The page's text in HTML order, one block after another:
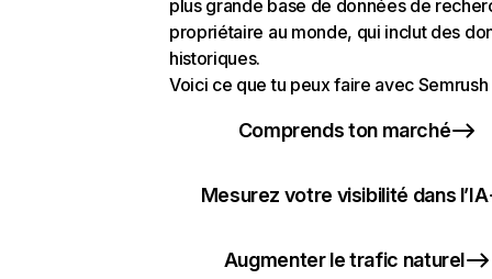
plus grande base de données de
propriétaire au monde, qui inclut des
historiques.
Voici ce que tu peux faire avec Semrush
Comprends ton marché
Mesurez votre visibilité dans l’IA
Augmenter le trafic naturel